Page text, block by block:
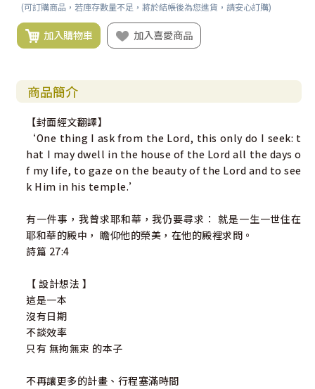
(可訂購商品，若庫存數量不足，將於結帳後為您進貨，請安心訂購)
加入購物車 加入喜愛商品
商品簡介
【封面經文翻譯】
‘One thing I ask from the Lord, this only do I seek: t
hat I may dwell in the house of the Lord all the days o
f my life, to gaze on the beauty of the Lord and to see
k Him in his temple.’
有一件事，我曾求耶和華，我仍要尋求： 就是一生一世住在
耶和華的殿中， 瞻仰他的榮美，在他的殿裡求問。
詩篇 27:4
【 設計想法 】
這是一本
沒有日期
不談效率
只有 無拘無束 的本子
不再讓更多的計畫、行程塞滿時間